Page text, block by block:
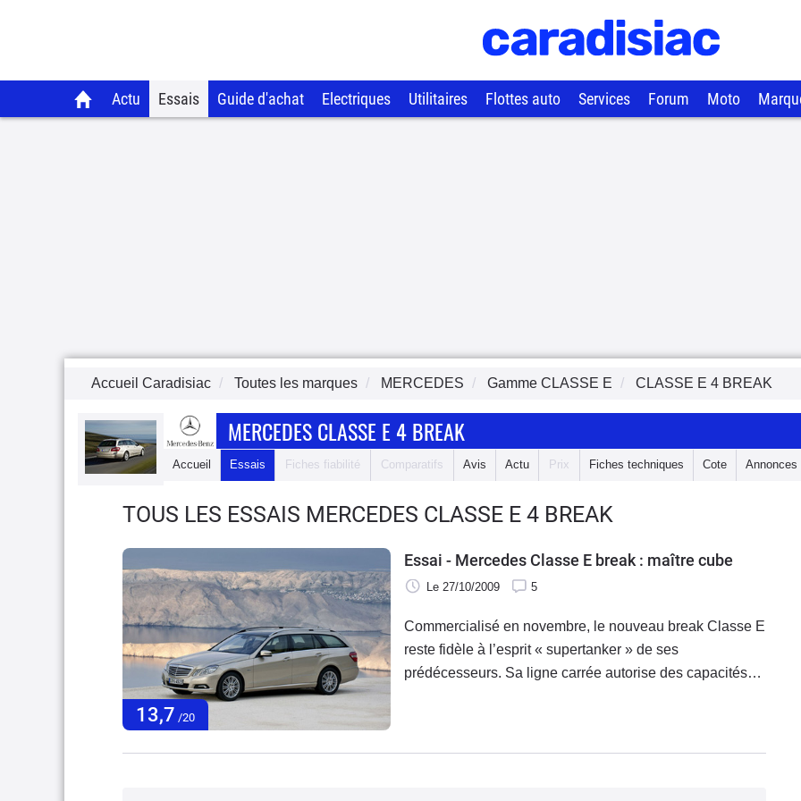
Actu Essais Guide d'achat Electriques Utilitaires Flottes auto Services Forum Moto
Accueil Caradisiac Toutes les marques MERCEDES Gamme CLASSE E CLASSE E 4 BREAK
MERCEDES CLASSE E 4 BREAK
Accueil Essais Fiches fiabilité Comparatifs Avis Actu Prix Fiches techniques Cote Annonces
TOUS LES ESSAIS MERCEDES CLASSE E 4 BREAK
13,7 /20
Essai - Mercedes Classe E break : maître cube
Le 27/10/2009 5
Commercialisé en novembre, le nouveau break Classe E
reste fidèle à l’esprit « supertanker » de ses
prédécesseurs. Sa ligne carrée autorise des capacités